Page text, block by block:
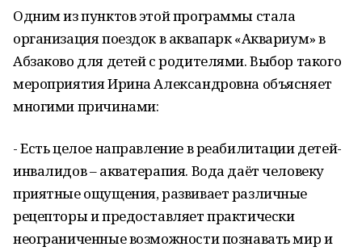
Одним из пунктов этой программы стала
организация поездок в аквапарк «Аквариум» в
Абзаково для детей с родителями. Выбор такого
мероприятия Ирина Александровна объясняет
многими причинами:
- Есть целое направление в реабилитации детей-
инвалидов – акватерапия. Вода даёт человеку
приятные ощущения, развивает различные
рецепторы и предоставляет практически
неограниченные возможности познавать мир и